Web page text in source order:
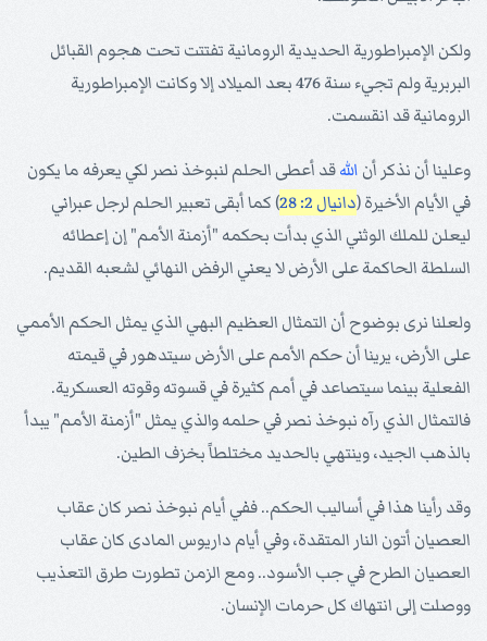
ولكن الإمبراطورية الحديدية الرومانية تفتتت تحت هجوم القبائل
البربرية ولم تجيء سنة 476 بعد الميلاد إلا وكانت الإمبراطورية
الرومانية قد انقسمت.
وعلينا أن نذكر أن اللهقد أعطى الحلم لنبوخذ نصر لكي يعرفه ما يكون
في الأيام الأخيرة (دانيال 2: 28
) كما أبقى تعبير الحلم لرجل عبراني
ليعلن للملك الوثني الذي بدأت بحكمه "أزمنة الأمم" إن إعطائه
السلطة الحاكمة على الأرض لا يعني الرفض النهائي لشعبه القديم.
ولعلنا نرى بوضوح أن التمثال العظيم البهي الذي يمثل الحكم الأممي
على الأرض، يرينا أن حكم الأمم على الأرض سيتدهور في قيمته
الفعلية بينما سيتصاعد في أمم كثيرة في قسوته وقوته العسكرية.
فالتمثال الذي رآه نبوخذ نصر في حلمه والذي يمثل "أزمنة الأمم" يبدأ
بالذهب الجيد، وينتهي بالحديد مختلطاً بخزف الطين.
وقد رأينا هذا في أساليب الحكم.. ففي أيام نبوخذ نصر كان عقاب
العصيان أتون النار المتقدة، وفي أيام داريوس المادى كان عقاب
العصيان الطرح في جب الأسود.. ومع الزمن تطورت طرق التعذيب
ووصلت إلى انتهاك كل حرمات الإنسان.